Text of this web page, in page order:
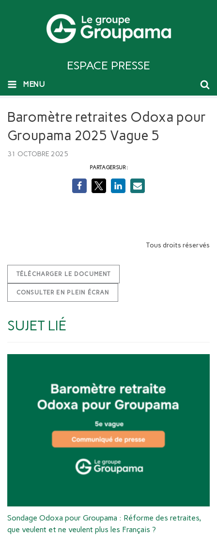
ESPACE PRESSE
MENU
Baromètre retraites Odoxa pour
Groupama 2025 Vague 5
31 OCTOBRE 2025
PARTAGER SUR :
Tous droits réservés
TÉLÉCHARGER LE DOCUMENT
CONSULTER EN PLEIN ÉCRAN
SUJET LIÉ
Sondage Odoxa pour Groupama : Réforme des retraites,
que veulent et ne veulent plus les Français ?